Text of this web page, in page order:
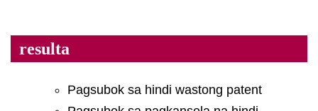
resulta
Pagsubok sa hindi wastong patent